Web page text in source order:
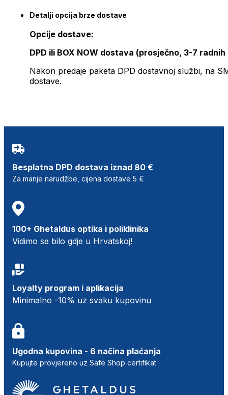
Detalji opcija brze dostave
Opcije dostave:
DPD ili BOX NOW dostava (prosječno, 3-7 radnih
Nakon predaje paketa DPD dostavnoj službi, na
dostave.
Besplatna DPD dostava iznad 80 €
Za manje narudžbe, cijena dostave 5 €
100+ Ghetaldus optika i poliklinika
Vidimo se bilo gdje u Hrvatskoj!
Loyalty program i aplikacija
Minimalno -10% uz svaku kupovinu
Ugodna kupovina - 6 načina plaćanja
Kupujte provjereno uz Safe Shop certifikat